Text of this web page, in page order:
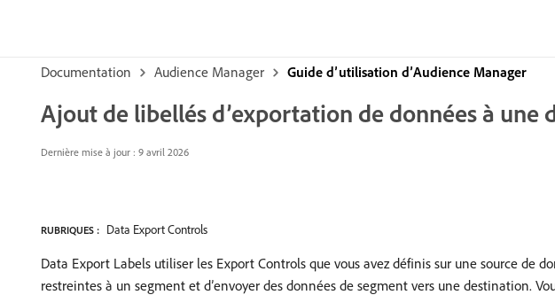
Documentation Audience Manager Guide d’utilisation d’Audience Manager
Ajout de libellés d’exportation de données à une
Dernière mise à jour : 9 avril 2026
RUBRIQUES : Data Export Controls
Data Export Labels utiliser les Export Controls que vous avez définis sur une source de
restreintes à un segment et d’envoyer des données de segment vers une destination.